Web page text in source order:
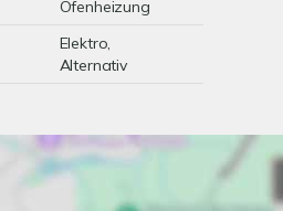
Ofenheizung
Elektro,
Alternativ